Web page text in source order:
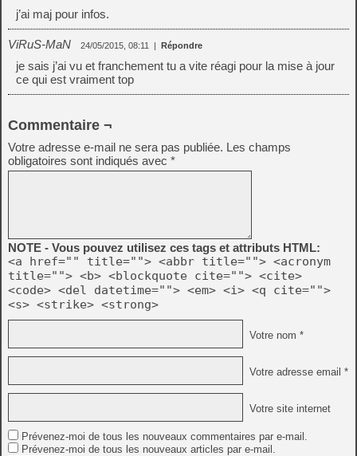
j’ai maj pour infos.
ViRuS-MaN 24/05/2015, 08:11 | Répondre
je sais j’ai vu et franchement tu a vite réagi pour la mise à jour
ce qui est vraiment top
Commentaire ¬
Votre adresse e-mail ne sera pas publiée. Les champs
obligatoires sont indiqués avec *
NOTE - Vous pouvez utilisez ces tags et attributs HTML:
<a href="" title=""> <abbr title=""> <acronym
title=""> <b> <blockquote cite=""> <cite>
<code> <del datetime=""> <em> <i> <q cite="">
<s> <strike> <strong>
Votre nom *
Votre adresse email *
Votre site internet
Prévenez-moi de tous les nouveaux commentaires par e-mail.
Prévenez-moi de tous les nouveaux articles par e-mail.